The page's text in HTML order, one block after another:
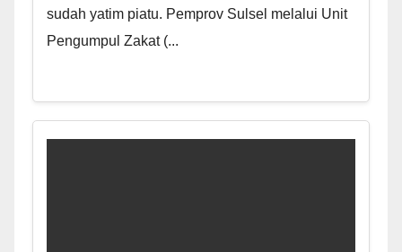
sudah yatim piatu. Pemprov Sulsel melalui Unit
Pengumpul Zakat (...